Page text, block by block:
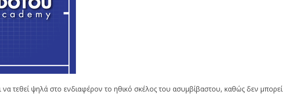
να τεθεί ψηλά στο ενδιαφέρον το ηθικό σκέλος του ασυμβίβαστου, καθώς δεν μπορεί